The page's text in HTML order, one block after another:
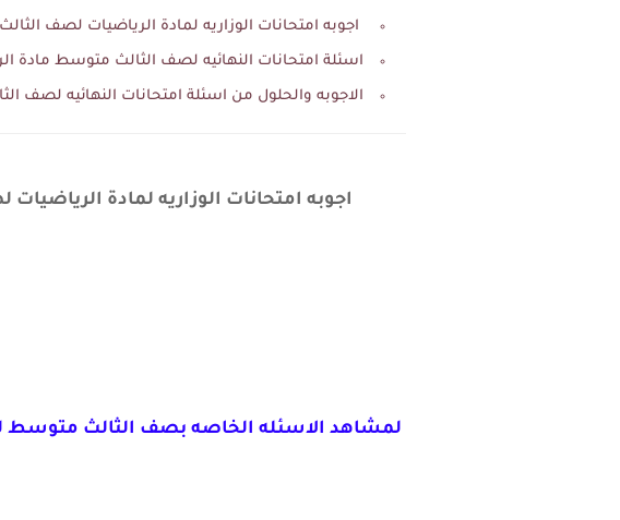
اجوبه امتحانات الوزاريه لمادة الرياضيات لصف الثالث متوسط للعام 2020-2021 الدور
اسئلة امتحانات النهائيه لصف الثالث متوسط مادة الرياضيات للعام 2021
الاجوبه والحلول من اسئلة امتحانات النهائيه لصف الثالث متوسط مادة
اجوبه امتحانات الوزاريه لمادة الرياضيات لصف الثالث متوسط للعام
لمشاهد الاسئله الخاصه بصف الثالث متوسط